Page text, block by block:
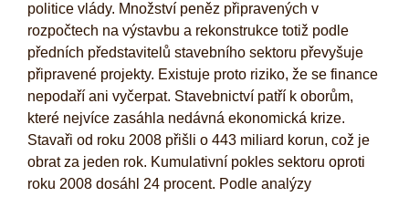
politice vlády. Množství peněz připravených v
rozpočtech na výstavbu a rekonstrukce totiž podle
předních představitelů stavebního sektoru převyšuje
připravené projekty. Existuje proto riziko, že se finance
nepodaří ani vyčerpat. Stavebnictví patří k oborům,
které nejvíce zasáhla nedávná ekonomická krize.
Stavaři od roku 2008 přišli o 443 miliard korun, což je
obrat za jeden rok. Kumulativní pokles sektoru oproti
roku 2008 dosáhl 24 procent. Podle analýzy